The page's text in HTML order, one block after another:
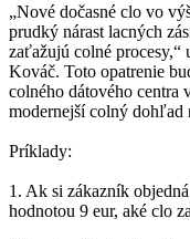
„Nové dočasné clo vo
prudký nárast lacných
zaťažujú colné
Kováč. Toto opatrenie
colného dátového centra
modernejší colný dohľad
Príklady:
1. Ak si zákazník
hodnotou 9 eur, aké clo